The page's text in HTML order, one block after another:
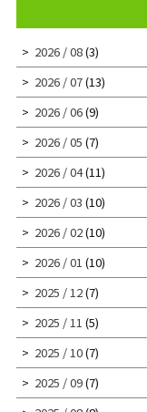
2026 / 08(3)
2026 / 07(13)
2026 / 06(9)
2026 / 05 (7)
2026 / 04(11)
2026 / 03 (10)
2026 / 02(10)
2026 / 01 (10)
2025 / 12(7)
2025 / 11 (5)
2025 / 10(7)
2025 / 09(7)